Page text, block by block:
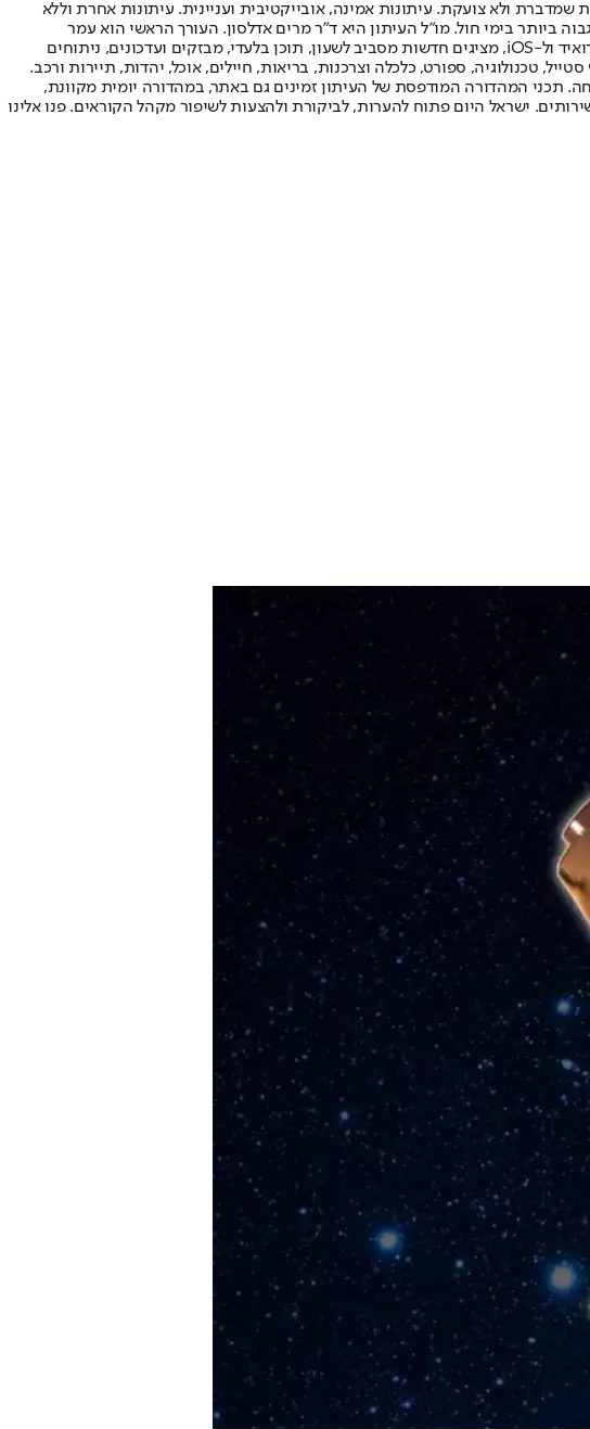
שמדברת ולא צועקת. עיתונות אמינה, אובייקטיבית ועניינית. עיתונות אחרת וללא
הישראלי בעל שיעור החשיפה הגבוה ביותר בימי חול. מו"ל העיתון היא ד"ר מרים אדלסון. העורך הראשי הוא עמר
לחמנוביץ, והעורך המייסד הוא עמוס רגב. אתרי האינטרנט של "ישראל היום" בעברית ובאנגלית, כמו כן היישומונים (אפליקציות) לאנדרואיד ול-iOS, מציגים חדשות מסביב לשעון, תוכן בלעדי, מבזקים ועדכונים, ניתוחים
טכנולוגיה, ספורט, כלכלה וצרכנות, בריאות, חיילים, אוכל, יהדות, תיירות ורכב.
תכני המהדורה המודפסת של העיתון זמינים גם באתר, במהדורה יומית מקוונת,
ישראל היום פתוח להערות, לביקורת ולהצעות לשיפור מקהל הקוראים. פנו אלינו